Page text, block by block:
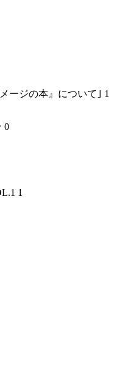
ージの本』について｣ 1
0
1